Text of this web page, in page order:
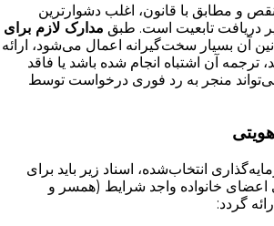
و مطابق با قانون، اغلب دشوارترین
دریافت تابعیت است. طبق مدارک لازم برای
آن بسیار سخت‌گیرانه اعمال می‌شود، ارائه
ترجمه آن اشتباه انجام شده باشد یا فاقد
می‌تواند منجر به رد فوری درخواست توسط
انتخاب‌شده، اسناد زیر باید برای
خانواده واجد شرایط (همسر و